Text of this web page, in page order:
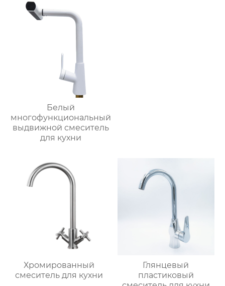
Белый
многофункциональный
выдвижной смеситель
для кухни
Хромированный
смеситель для кухни
Глянцевый
пластиковый